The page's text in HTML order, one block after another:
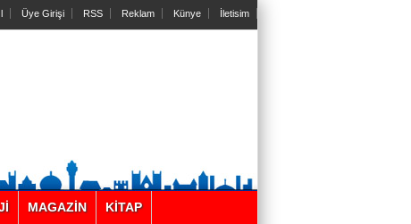
Üye Girişi RSS Reklam Künye İletisim
MAGAZİN KİTAP
Gül Saydam